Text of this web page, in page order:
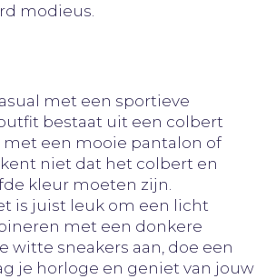
modieus.
met een sportieve
bestaat uit een colbert
een mooie pantalon of
niet dat het colbert en
kleur moeten zijn.
is juist leuk om een licht
met een donkere
witte sneakers aan, doe een
je horloge en geniet van jouw